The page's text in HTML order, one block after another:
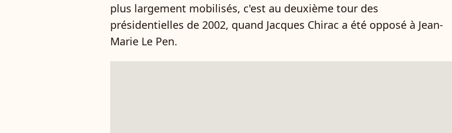
plus largement mobilisés, c'est au deuxième tour des
présidentielles de 2002, quand Jacques Chirac a été opposé à Jean-
Marie Le Pen.